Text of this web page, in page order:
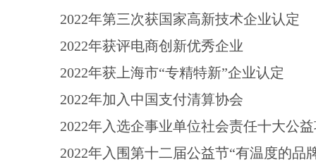
2022年第三次获国家高新技术企业认定
2022年获评电商创新优秀企业
2022年获上海市“专精特新”企业认定
2022年加入中国支付清算协会
2022年入选企事业单位社会责任十大公
2022年入围第十二届公益节“有温度的品